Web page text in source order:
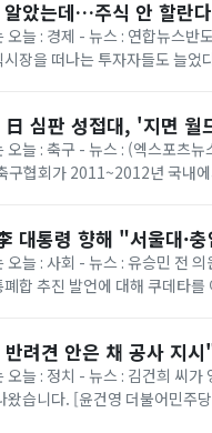
았는데…주식 안 할란
오늘 : 경제 - 뉴스 : 연합뉴스반
시장을 떠나는 투자자들도 늘
日 심판 성접대, '지면
오늘 : 축구 - 뉴스 : (엑스포츠
구협회가 2011~2012년 국내
대통령 향해 "서울대·
오늘 : 사회 - 뉴스 : 유승민 전
폐합 추진 발언에 대해 쿠데타
려견 안은 채 공사 지
오늘 : 정치 - 뉴스 : 김건희 씨
왔습니다. [윤건영 더불어민주